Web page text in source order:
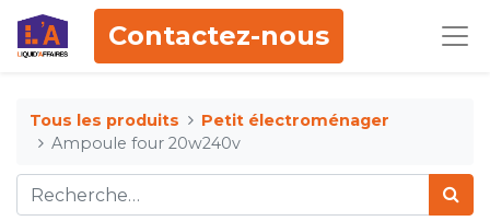
Contactez-nous
Tous les produits
Petit électroménager
Ampoule four 20w240v